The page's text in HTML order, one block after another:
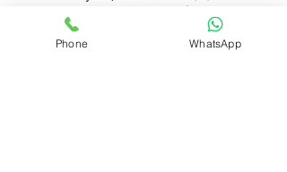
+380683009044
Phone WhatsApp